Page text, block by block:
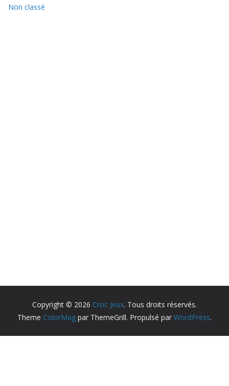
Non classé
Copyright © 2026 Croc Jeux. Tous droits réservés.
Theme ColorMag par ThemeGrill. Propulsé par WordPress.